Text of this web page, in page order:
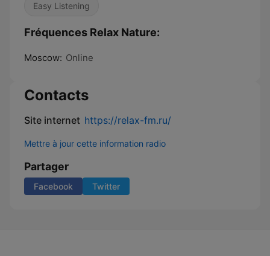
Easy Listening
Fréquences Relax Nature:
Moscow: Online
Contacts
Site internet https://relax-fm.ru/
Mettre à jour cette information radio
Partager
Facebook Twitter